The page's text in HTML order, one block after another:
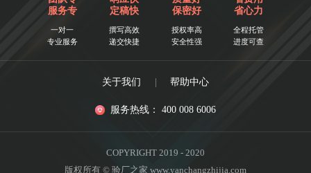
服务专
一对一
专业服务
定稿快
撰写高效
递交快捷
保密好
授权率高
安全性强
省心力
全程托管
进度可查
关于我们 | 帮助中心
服务热线： 400 008 6006
COPYRIGHT 2019 - 2020
版权所有 © 验厂之家 www.yanchangzhijia.com